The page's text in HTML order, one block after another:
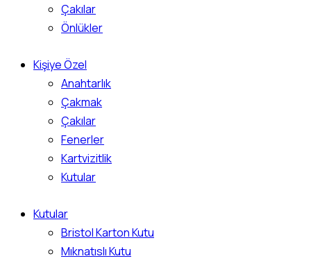
Çakılar
Önlükler
Kişiye Özel
Anahtarlık
Çakmak
Çakılar
Fenerler
Kartvizitlik
Kutular
Kutular
Bristol Karton Kutu
Mıknatıslı Kutu